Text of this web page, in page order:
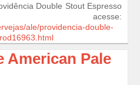
Double Stout Espresso
ale/providencia-double-
American Pale